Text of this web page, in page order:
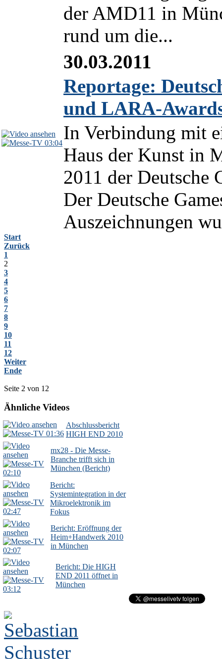
der AMD11 in
rund um die...
03:04
30.03.2011
Reportage:
und LARA-
In Verbindung mit
Haus der Kunst in
2011 der Deutsche
Der Deutsche
Auszeichnungen
Start
Zurück
1
2
3
4
5
6
7
8
9
10
11
12
Weiter
Ende
Seite 2 von 12
Ähnliche Videos
01:36
Abschlussbericht
HIGH END 2010
02:10
mx28 - Die Messe-
Branche trifft sich in
München (Bericht)
02:47
Bericht:
Systemintegration in der
Mikroelektronik im
Fokus
02:07
Bericht: Eröffnung der
Heim+Handwerk 2010
in München
03:12
Bericht: Die HIGH
END 2011 öffnet in
München